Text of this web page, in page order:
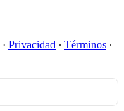
· Privacidad ∙ Términos ∙